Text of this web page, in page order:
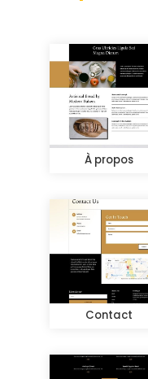
À propos
Contact